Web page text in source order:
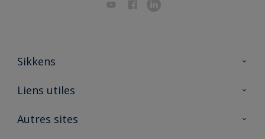
Sikkens
A propos de Sikkens
Liens utiles
Ouvrir un magasin PASS
Autres sites